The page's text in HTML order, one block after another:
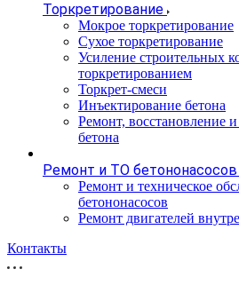
Торкретирование
Мокрое торкретирование
Сухое торкретирование
Усиление строительных
торкретированием
Торкрет-смеси
Инъектирование бетона
Ремонт, восстановление
бетона
Ремонт и ТО бетононасосов
Ремонт и техническое
бетононасосов
Ремонт двигателей
Контакты